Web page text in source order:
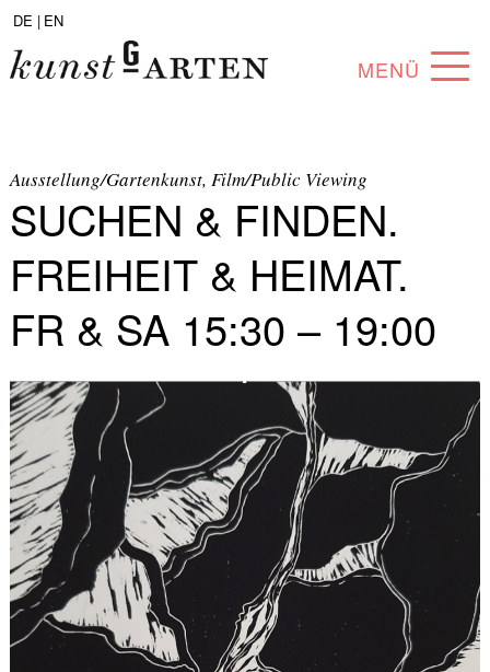
DE | EN
MENÜ
ABOUT
SAMMLUNG
KÜNSTLER*INNEN
PARTNER*INNEN
ANGEBOTE
Ausstellung/Gartenkunst, Film/Public Viewing
SUCHEN & FINDEN.
FREIHEIT & HEIMAT.
FR & SA 15:30 – 19:00